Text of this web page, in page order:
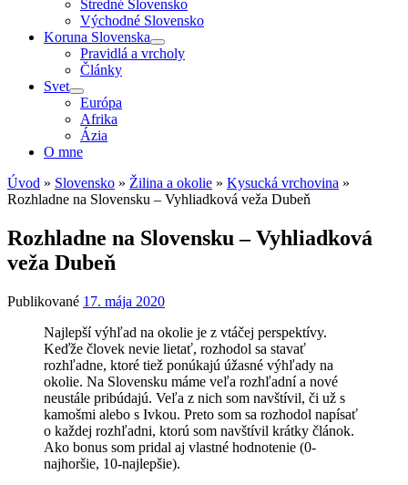
Stredné Slovensko
Východné Slovensko
Koruna Slovenska
Pravidlá a vrcholy
Články
Svet
Európa
Afrika
Ázia
O mne
Úvod » Slovensko » Žilina a okolie » Kysucká vrchovina »
Rozhladne na Slovensku – Vyhliadková veža Dubeň
Rozhladne na Slovensku – Vyhliadková
veža Dubeň
Publikované 17. mája 2020
Najlepší výhľad na okolie je z vtáčej perspektívy.
Keďže človek nevie lietať, rozhodol sa stavať
rozhľadne, ktoré tiež ponúkajú úžasné výhľady na
okolie. Na Slovensku máme veľa rozhľadní a nové
neustále pribúdajú. Veľa z nich som navštívil, či už s
kamošmi alebo s Ivkou. Preto som sa rozhodol napísať
o každej rozhľadni, ktorú som navštívil krátky článok.
Ako bonus som pridal aj vlastné hodnotenie (0-
najhoršie, 10-najlepšie).